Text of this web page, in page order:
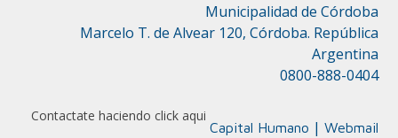
Contactate haciendo click aqui
Municipalidad de Córdoba
Marcelo T. de Alvear 120, Córdoba. República
Argentina
0800-888-0404
Capital Humano | Webmail